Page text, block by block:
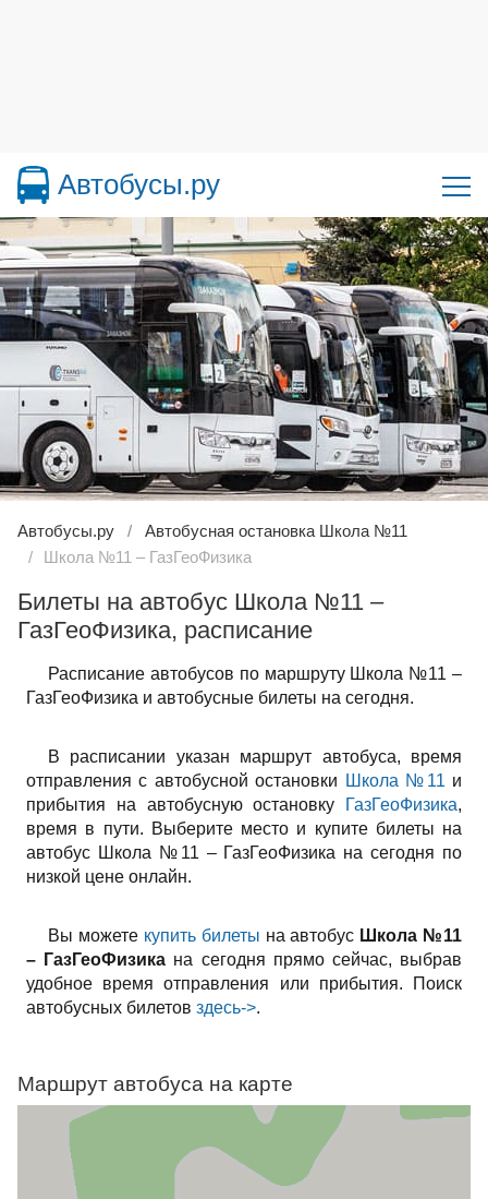
Автобусы.ру
Автобусы.ру
Автобусная остановка Школа №11
Школа №11 – ГазГеоФизика
Билеты на автобус Школа №11 –
ГазГеоФизика, расписание
Расписание автобусов по маршруту Школа №11 –
ГазГеоФизика и автобусные билеты на сегодня.
В расписании указан маршрут автобуса, время
отправления с автобусной остановки
Школа №11 и
прибытия на автобусную остановку
ГазГеоФизика,
время в пути. Выберите место и купите билеты на
автобус Школа №11 – ГазГеоФизика на сегодня по
низкой цене онлайн.
Вы можете купить билеты на автобус Школа №11
– ГазГеоФизика на сегодня прямо сейчас, выбрав
удобное время отправления или прибытия. Поиск
автобусных билетов здесь->.
Маршрут автобуса на карте